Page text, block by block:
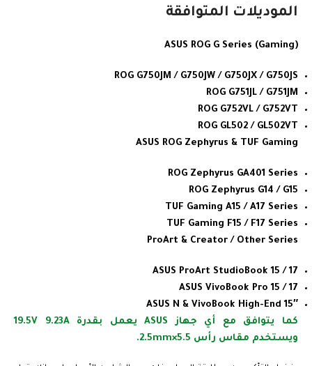
الموديلات المتوافقة
ASUS ROG G Series (Gaming)
ROG G750JM / G750JW / G750JX / G750JS
ROG G751JL / G751JM
ROG G752VL / G752VT
ROG GL502 / GL502VT
ASUS ROG Zephyrus & TUF Gaming
ROG Zephyrus GA401 Series
ROG Zephyrus G14 / G15
TUF Gaming A15 / A17 Series
TUF Gaming F15 / F17 Series
ProArt & Creator / Other Series
ASUS ProArt StudioBook 15 / 17
ASUS VivoBook Pro 15 / 17
ASUS N & VivoBook High-End 15″
كما يتوافق مع أي جهاز ASUS يعمل بقدرة 19.5V 9.23A
ويستخدم مقاس رأس 5.5×2.5mm.